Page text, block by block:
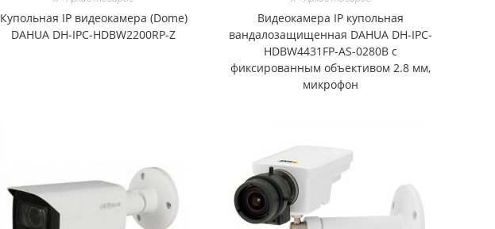
Купольная IP видеокамера (Dome)
DAHUA DH-IPC-HDBW2200RP-Z
Видеокамера IP купольная
вандалозащищенная DAHUA DH-IPC-
HDBW4431FP-AS-0280B с
фиксированным объективом 2.8 мм,
микрофон